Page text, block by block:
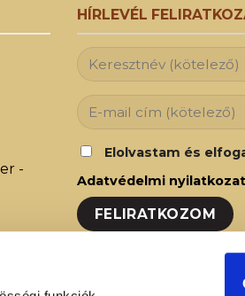
-
HÍRLEVÉL
Elolvastam és
Adatvédelmi
Iratkozzon fel